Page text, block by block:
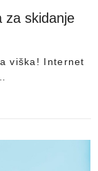
za skidanje
viška! Internet